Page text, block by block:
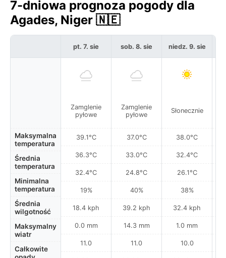
7-dniowa prognoza pogody dla
Agades, Niger 🇳🇪
Maksymalna
temperatura
Średnia
temperatura
Minimalna
temperatura
Średnia
wilgotność
Maksymalny
wiatr
Całkowite
pt. 7. sie
Zamglenie
pyłowe
39.1°C
36.3°C
32.4°C
19%
18.4 kph
0.0 mm
11.0
sob. 8. sie
Zamglenie
pyłowe
37.0°C
33.0°C
24.8°C
40%
39.2 kph
14.3 mm
11.0
niedz. 9. sie
Słonecznie
38.0°C
32.4°C
26.1°C
38%
32.4 kph
1.0 mm
10.0